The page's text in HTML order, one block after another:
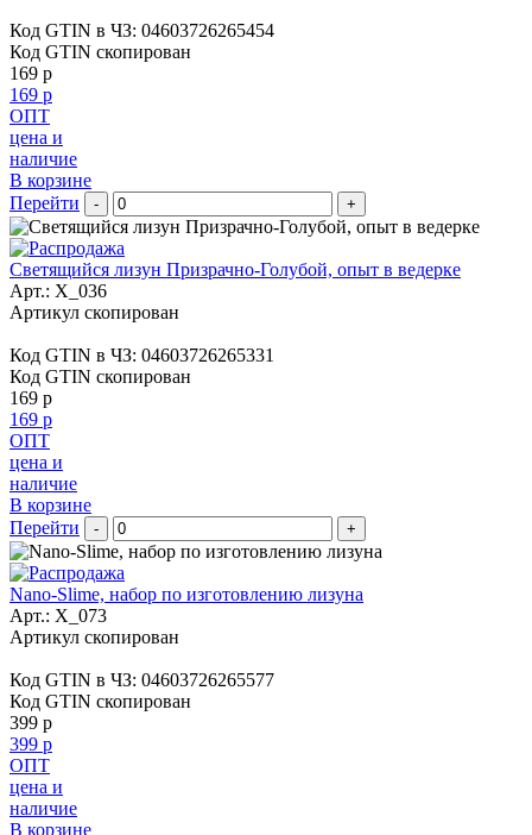
Код GTIN в ЧЗ: 04603726265454
Код GTIN скопирован
169 р
169 р
ОПТ
цена и
наличие
В корзине
Перейти
- +
Светящийся лизун Призрачно-Голубой, опыт в ведерке
Арт.: X_036
Артикул скопирован
Код GTIN в ЧЗ: 04603726265331
Код GTIN скопирован
169 р
169 р
ОПТ
цена и
наличие
В корзине
Перейти
- +
Nano-Slime, набор по изготовлению лизуна
Арт.: X_073
Артикул скопирован
Код GTIN в ЧЗ: 04603726265577
Код GTIN скопирован
399 р
399 р
ОПТ
цена и
наличие
В корзине